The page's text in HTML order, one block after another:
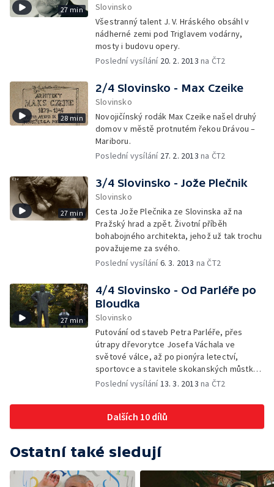
27 min
Slovinsko
Všestranný talent J. V. Hráského obsáhl v
nádherné zemi pod Triglavem vodárny,
mosty i budovu opery.
Poslední vysílání 20. 2. 2013 na ČT2
28 min
2/4 Slovinsko - Max Czeike
Slovinsko
Novojičínský rodák Max Czeike našel druhý
domov v městě protnutém řekou Drávou –
Mariboru.
Poslední vysílání 27. 2. 2013 na ČT2
27 min
3/4 Slovinsko - Jože Plečnik
Slovinsko
Cesta Jože Plečnika ze Slovinska až na
Pražský hrad a zpět. Životní příběh
bohabojného architekta, jehož už tak trochu
považujeme za svého.
Poslední vysílání6. 3. 2013 na ČT2
27 min
4/4 Slovinsko - Od Parléře po
Bloudka
Slovinsko
Putování od staveb Petra Parléře, přes
útrapy dřevorytce Josefa Váchala ve
světové válce, až po pionýra letectví,
sportovce a stavitele skokanských můstků
Stanko Bloudka.
Poslední vysílání13. 3. 2013 na ČT2
Dalších 10 dílů
Ostatní také sledují